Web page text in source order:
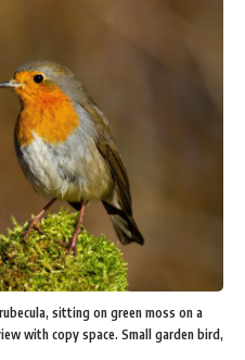
sitting on green moss on a
with copy space. Small garden bird,